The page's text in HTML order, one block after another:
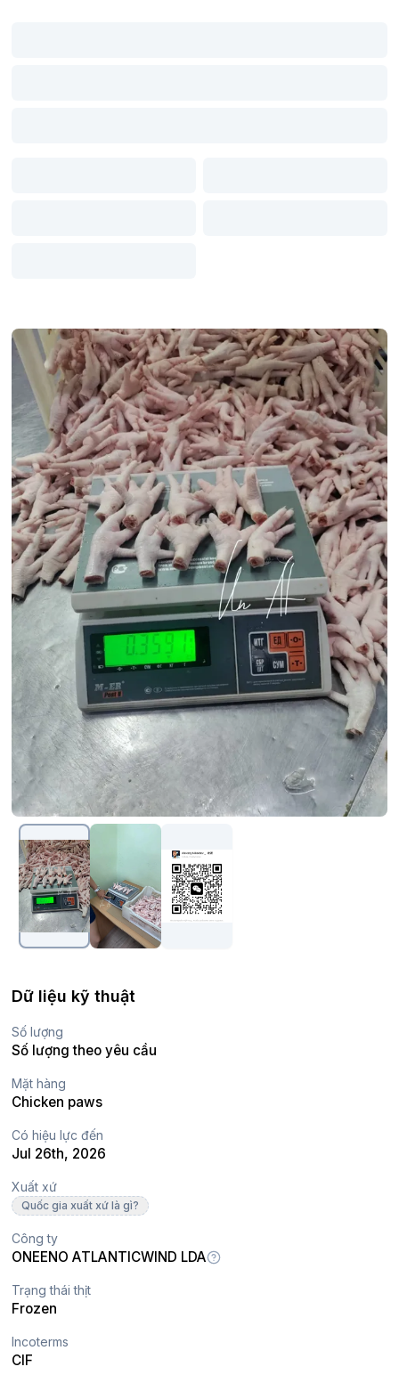
Dữ liệu kỹ thuật
Số lượng
Số lượng theo yêu cầu
Mặt hàng
Chicken paws
Có hiệu lực đến
Jul 26th, 2026
Xuất xứ
Quốc gia xuất xứ là gì?
Công ty
ONEENO ATLANTICWIND LDA
Trạng thái thịt
Frozen
Incoterms
CIF